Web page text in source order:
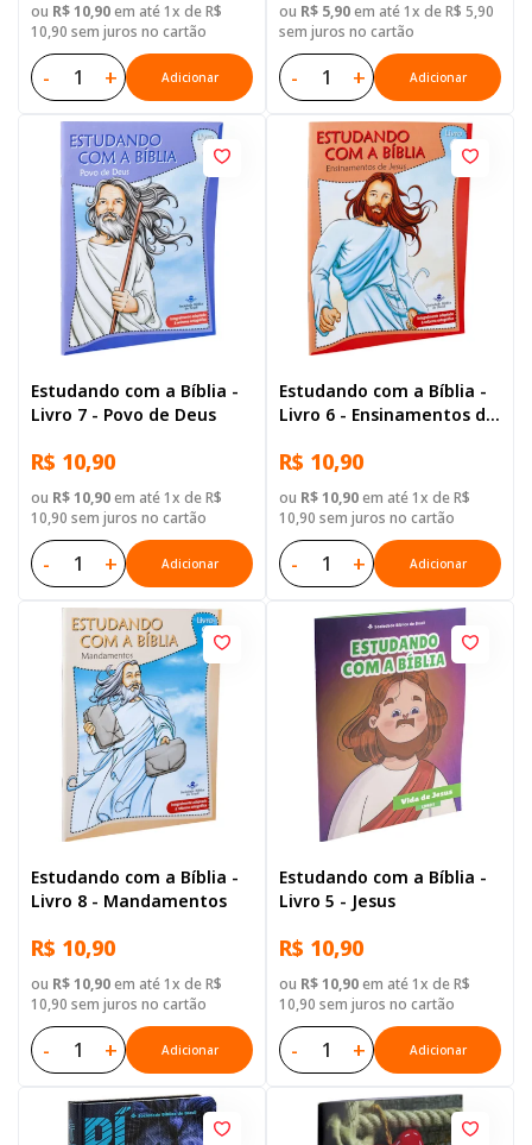
ou R$ 10,90em até 1x de R$
10,90 sem juros no cartão
- + Adicionar
ou R$ 5,90em até 1x de R$ 5,90
sem juros no cartão
- + Adicionar
Estudando com a Bíblia -
Livro 7 - Povo de Deus
R$ 10,90
ou R$ 10,90em até 1x de R$
10,90 sem juros no cartão
- + Adicionar
Estudando com a Bíblia -
Livro 6 - Ensinamentos de
R$ 10,90
ou R$ 10,90em até 1x de R$
10,90 sem juros no cartão
- + Adicionar
Estudando com a Bíblia -
Livro 8 - Mandamentos
R$ 10,90
ou R$ 10,90em até 1x de R$
10,90 sem juros no cartão
- + Adicionar
Estudando com a Bíblia -
Livro 5 - Jesus
R$ 10,90
ou R$ 10,90em até 1x de R$
10,90 sem juros no cartão
- + Adicionar